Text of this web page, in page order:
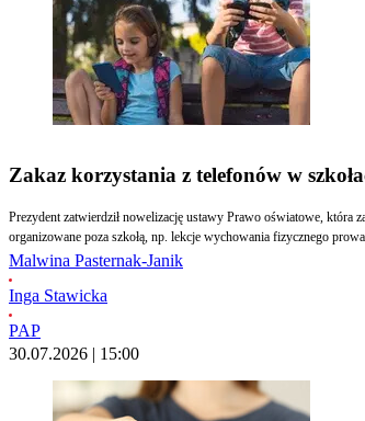
Zakaz korzystania z telefonów w
Prezydent zatwierdził nowelizację ustawy Prawo oświatowe, która
organizowane poza szkołą, np. lekcje wychowania fizycznego
Malwina Pasternak-Janik
Inga Stawicka
PAP
30.07.2026 | 15:00